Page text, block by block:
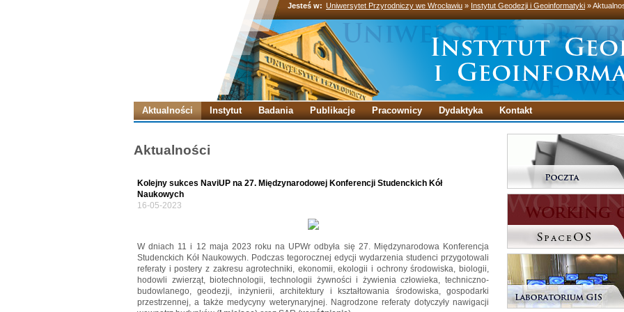
Jesteś w: Uniwersytet Przyrodniczy we Wrocławiu » Instytut Geodezji i Geoinformatyki »
Aktualności Instytut Badania Publikacje Pracownicy Dydaktyka Kontakt
Aktualności
Kolejny sukces NaviUP na 27. Międzynarodowej Konferencji Studenckich Kół
Naukowych
16-05-2023
W dniach 11 i 12 maja 2023 roku na UPWr odbyła się 27. Międzynarodowa Konferencja
Studenckich Kół Naukowych. Podczas tegorocznej edycji wydarzenia studenci przygotowali
referaty i postery z zakresu agrotechniki, ekonomii, ekologii i ochrony środowiska, biologii,
hodowli zwierząt, biotechnologii, technologii żywności i żywienia człowieka, techniczno-
budowlanego, geodezji, inżynierii, architektury i kształtowania środowiska, gospodarki
przestrzennej, a także medycyny weterynaryjnej. Nagrodzone referaty dotyczyły nawigacji